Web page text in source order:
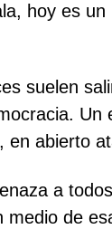
hoy es
suelen
abierto
a
de